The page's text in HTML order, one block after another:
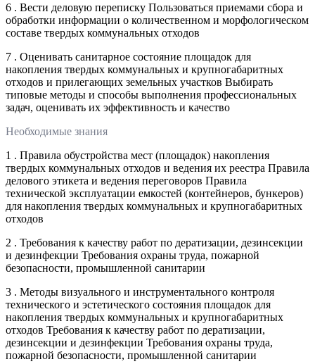
6 . Вести деловую переписку Пользоваться приемами сбора и
обработки информации о количественном и морфологическом
составе твердых коммунальных отходов
7 . Оценивать санитарное состояние площадок для
накопления твердых коммунальных и крупногабаритных
отходов и прилегающих земельных участков Выбирать
типовые методы и способы выполнения профессиональных
задач, оценивать их эффективность и качество
Необходимые знания
1 . Правила обустройства мест (площадок) накопления
твердых коммунальных отходов и ведения их реестра Правила
делового этикета и ведения переговоров Правила
технической эксплуатации емкостей (контейнеров, бункеров)
для накопления твердых коммунальных и крупногабаритных
отходов
2 . Требования к качеству работ по дератизации, дезинсекции
и дезинфекции Требования охраны труда, пожарной
безопасности, промышленной санитарии
3 . Методы визуального и инструментального контроля
технического и эстетического состояния площадок для
накопления твердых коммунальных и крупногабаритных
отходов Требования к качеству работ по дератизации,
дезинсекции и дезинфекции Требования охраны труда,
пожарной безопасности, промышленной санитарии